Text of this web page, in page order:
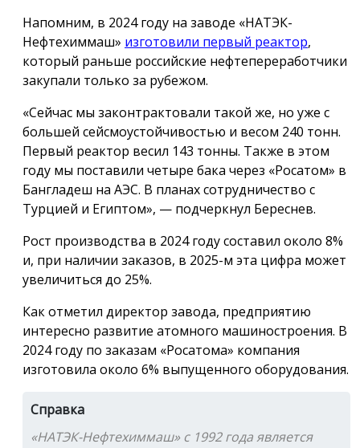
Напомним, в 2024 году на заводе «НАТЭК-
Нефтехиммаш» изготовили первый реактор,
который раньше российские нефтепереработчики
закупали только за рубежом.
«Сейчас мы законтрактовали такой же, но уже с
большей сейсмоустойчивостью и весом 240 тонн.
Первый реактор весил 143 тонны. Также в этом
году мы поставили четыре бака через «Росатом» в
Бангладеш на АЭС. В планах сотрудничество с
Турцией и Египтом», — подчеркнул Береснев.
Рост производства в 2024 году составил около 8%
и, при наличии заказов, в 2025-м эта цифра может
увеличиться до 25%.
Как отметил директор завода, предприятию
интересно развитие атомного машиностроения. В
2024 году по заказам «Росатома» компания
изготовила около 6% выпущенного оборудования.
Справка
«НАТЭК-Нефтехиммаш» с 1992 года является